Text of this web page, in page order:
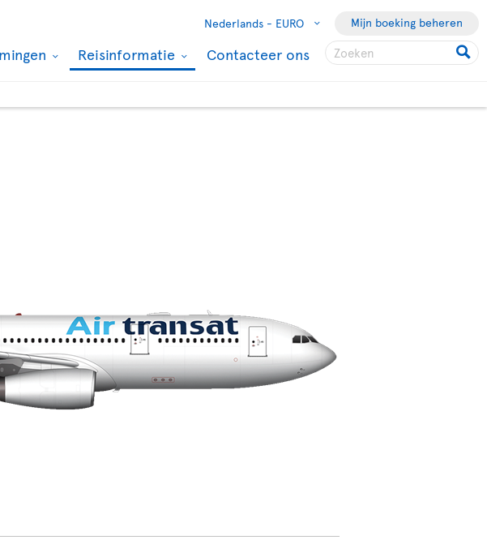
Nederlands - EURO Mijn boeking beheren
Reisinformatie Contacteer ons